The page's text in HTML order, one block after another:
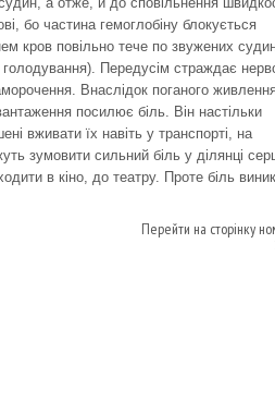
бо частина гемоглобіну блокується
кров повільно тече по звужених
голодування). Передусім страждає
Внаслідок поганого
посилює біль. Він настільки
вживати їх навіть у транспорті, на
зумовити сильний біль у ділянці
в кіно, до театру. Проте біль
Перейти на сторінку